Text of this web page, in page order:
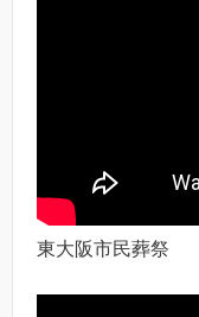
東大阪市民葬祭